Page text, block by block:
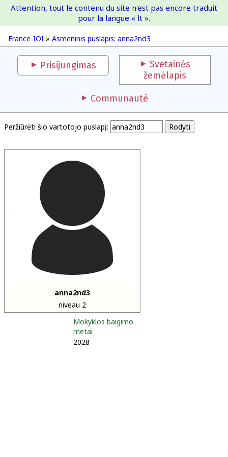
France-IOI
France-IOI » Asmeninis puslapis: anna2nd3
Attention, tout le contenu du site n'est pas encore traduit
pour la langue « lt ».
Prisijungimas
Svetainės
žemėlapis
Communauté
Peržiūrėti šio vartotojo puslapį:
anna2nd3
niveau 2
Mokyklos baigimo
metai
2028